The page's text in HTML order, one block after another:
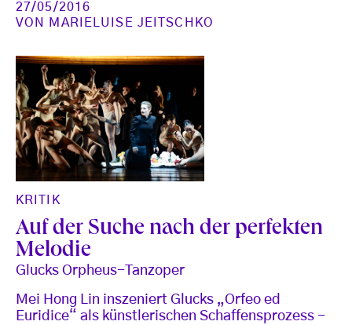
27/05/2016
VON MARIELUISE JEITSCHKO
KRITIK
Auf der Suche nach der perfekten
Melodie
Glucks Orpheus-Tanzoper
Mei Hong Lin inszeniert Glucks „Orfeo ed
Euridice“ als künstlerischen Schaffensprozess -